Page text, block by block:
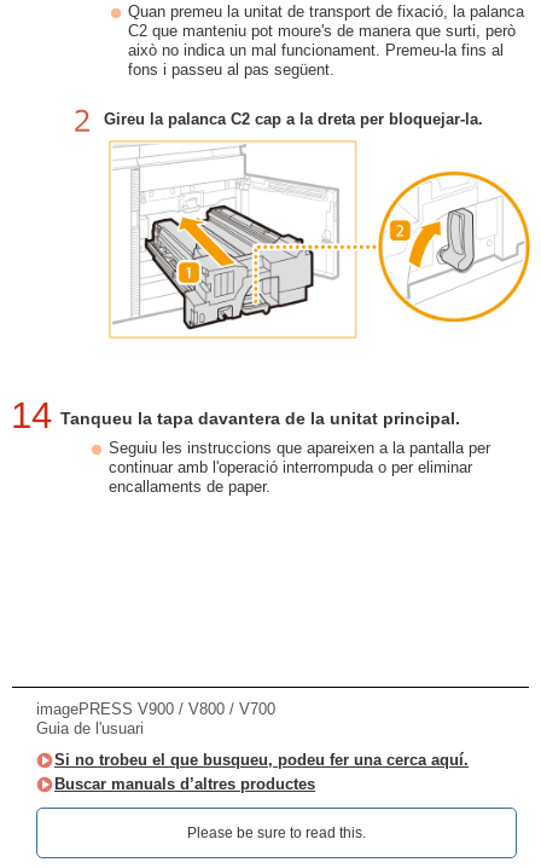
Quan premeu la unitat de transport de fixació, la palanca
C2 que manteniu pot moure's de manera que surti, però
això no indica un mal funcionament. Premeu-la fins al
fons i passeu al pas següent.
Gireu la palanca C2 cap a la dreta per bloquejar-la.
14 Tanqueu la tapa davantera de la unitat principal.
Seguiu les instruccions que apareixen a la pantalla per
continuar amb l'operació interrompuda o per eliminar
encallaments de paper.
imagePRESS V900 / V800 / V700
Guia de l'usuari
Si no trobeu el que busqueu, podeu fer una cerca aquí.
Buscar manuals d’altres productes
Please be sure to read this.‎